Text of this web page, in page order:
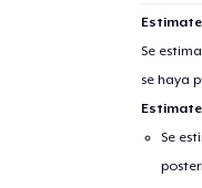
Se
se haya
Se